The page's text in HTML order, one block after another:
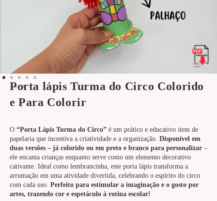
Porta lápis Turma do Circo Colorido
e Para Colorir
O “Porta Lápis Turma do Circo” é um prático e educativo item de
papelaria que incentiva a criatividade e a organização. Disponível em
duas versões – já colorido ou em preto e branco para personalizar –
ele encanta crianças enquanto serve como um elemento decorativo
cativante. Ideal como lembrancinha, este porta lápis transforma a
arrumação em uma atividade divertida, celebrando o espírito do circo
com cada uso. Perfeito para estimular a imaginação e o gosto por
artes, trazendo cor e espetáculo à rotina escolar!